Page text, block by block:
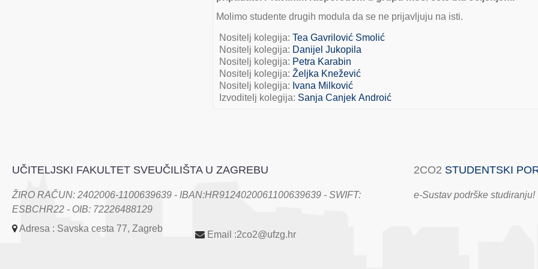
Molimo studente drugih modula da se ne prijavljuju na isti.
Nositelj kolegija:Tea Gavrilović Smolić
Nositelj kolegija: Danijel Jukopila
Nositelj kolegija: Petra Karabin
Nositelj kolegija:Željka Knežević
Nositelj kolegija: Ivana Milković
Izvoditelj kolegija: Sanja Canjek Androić
UČITELJSKI FAKULTET SVEUČILIŠTA U ZAGREBU
ŽIRO RAČUN: 2402006-1100639639 - IBAN:HR9124020061100639639 - SWIFT:
ESBCHR22 - OIB: 72226488129
Adresa : Savska cesta 77, Zagreb
Email :2co2@ufzg.hr
2CO2 STUDENTSKI
e-Sustav podrške studiranju!